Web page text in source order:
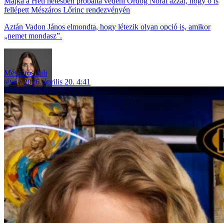
fellépett Mészáros Lőrinc rendezvényén
Aztán Vadon János elmondta, hogy létezik olyan opció is, amikor
„nemet mondasz”.
Mészáros Juli
tévé
2026. április 20. 4:41